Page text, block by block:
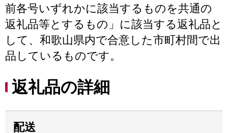
前各号いずれかに該当するものを共通の
返礼品等とするもの」に該当する返礼品と
して、和歌山県内で合意した市町村間で出
品しているものです。
返礼品の詳細
配送